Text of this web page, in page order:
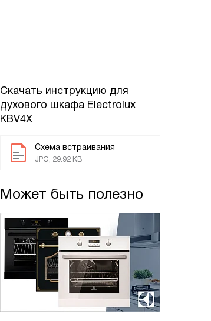
Скачать инструкцию для
духового шкафа Electrolux
KBV4X
Схема встраивания
JPG, 29.92 KB
Может быть полезно